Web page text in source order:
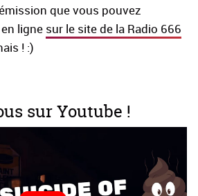
que vous pouvez
ligne sur le site de la Radio 666
! :)
sur Youtube !